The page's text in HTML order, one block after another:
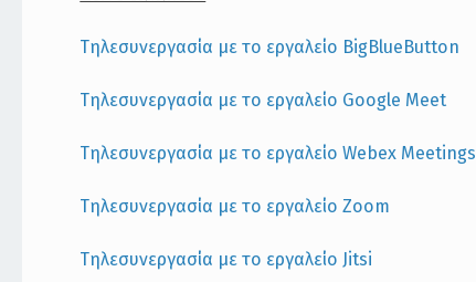
Τηλεσυνεργασία με το εργαλείο BigBlueButton
Τηλεσυνεργασία με το εργαλείο Google Meet
Τηλεσυνεργασία με το εργαλείο Webex Meetings
Τηλεσυνεργασία με το εργαλείο Zoom
Τηλεσυνεργασία με το εργαλείο Jitsi